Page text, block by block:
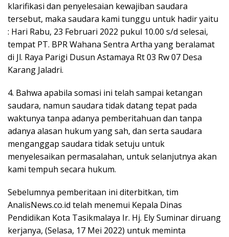
klarifikasi dan penyelesaian kewajiban saudara
tersebut, maka saudara kami tunggu untuk hadir yaitu
: Hari Rabu, 23 Februari 2022 pukul 10.00 s/d selesai,
tempat PT. BPR Wahana Sentra Artha yang beralamat
di Jl. Raya Parigi Dusun Astamaya Rt 03 Rw 07 Desa
Karang Jaladri.
4. Bahwa apabila somasi ini telah sampai ketangan
saudara, namun saudara tidak datang tepat pada
waktunya tanpa adanya pemberitahuan dan tanpa
adanya alasan hukum yang sah, dan serta saudara
menganggap saudara tidak setuju untuk
menyelesaikan permasalahan, untuk selanjutnya akan
kami tempuh secara hukum.
Sebelumnya pemberitaan ini diterbitkan, tim
AnalisNews.co.id telah menemui Kepala Dinas
Pendidikan Kota Tasikmalaya Ir. Hj. Ely Suminar diruang
kerjanya, (Selasa, 17 Mei 2022) untuk meminta